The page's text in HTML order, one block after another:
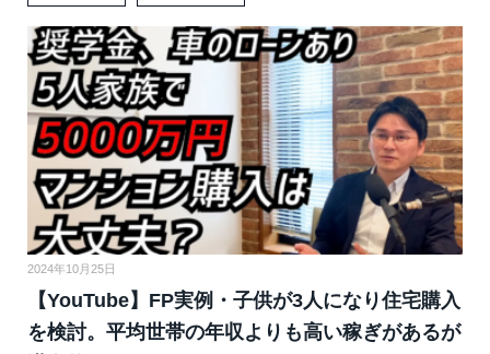
2024年10月25日
【YouTube】FP実例・子供が3人になり住宅購入
を検討。平均世帯の年収よりも高い稼ぎがあるが